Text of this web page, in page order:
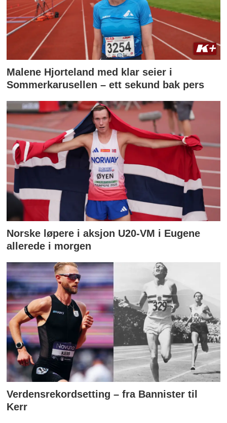
Malene Hjorteland med klar seier i
Sommerkarusellen – ett sekund bak pers
Norske løpere i aksjon U20-VM i Eugene
allerede i morgen
Verdensrekordsetting – fra Bannister til
Kerr